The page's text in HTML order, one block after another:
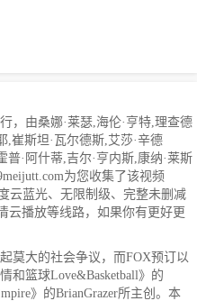
，由桑娜·莱瑟,海伦·亨特,理查德
,崔斯坦·瓦尔德斯,艾莎·辛德
普·阿什蒂,吉尔·亨内斯,康纳·莱斯
为您收集了该视频
云蓝光、无限制级、完整未删减
云播放等线路，如果你有更好更
莫大的社会争议，而FOX预订以
和篮球Love&Basketball》的
》的BrianGrazer所主创。本